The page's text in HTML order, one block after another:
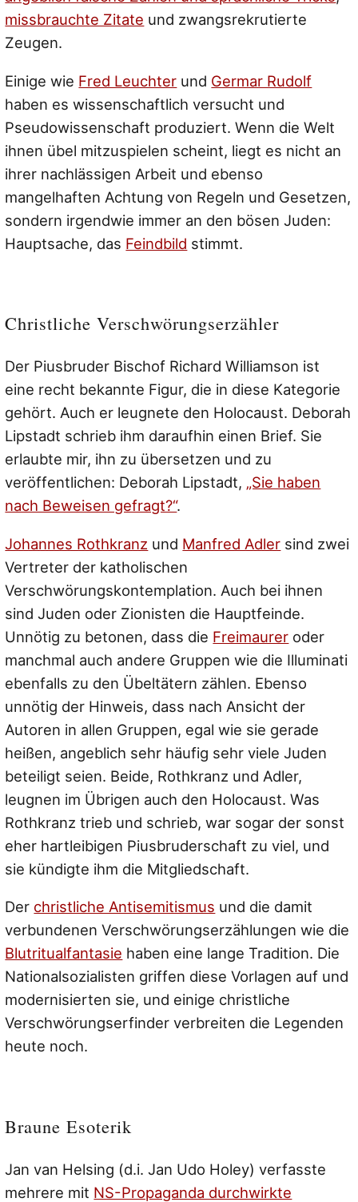
missbrauchte Zitate und zwangsrekrutierte
Zeugen.
Einige wie Fred Leuchter und Germar Rudolf
haben es wissenschaftlich versucht und
Pseudowissenschaft produziert. Wenn die Welt
ihnen übel mitzuspielen scheint, liegt es nicht an
ihrer nachlässigen Arbeit und ebenso
mangelhaften Achtung von Regeln und Gesetzen,
sondern irgendwie immer an den bösen Juden:
Hauptsache, das Feindbild stimmt.
Christliche Verschwörungserzähler
Der Piusbruder Bischof Richard Williamson ist
eine recht bekannte Figur, die in diese Kategorie
gehört. Auch er leugnete den Holocaust. Deborah
Lipstadt schrieb ihm daraufhin einen Brief. Sie
erlaubte mir, ihn zu übersetzen und zu
veröffentlichen: Deborah Lipstadt, „Sie haben
nach Beweisen gefragt?“.
Johannes Rothkranz und Manfred Adler sind zwei
Vertreter der katholischen
Verschwörungskontemplation. Auch bei ihnen
sind Juden oder Zionisten die Hauptfeinde.
Unnötig zu betonen, dass die Freimaurer oder
manchmal auch andere Gruppen wie die Illuminati
ebenfalls zu den Übeltätern zählen. Ebenso
unnötig der Hinweis, dass nach Ansicht der
Autoren in allen Gruppen, egal wie sie gerade
heißen, angeblich sehr häufig sehr viele Juden
beteiligt seien. Beide, Rothkranz und Adler,
leugnen im Übrigen auch den Holocaust. Was
Rothkranz trieb und schrieb, war sogar der sonst
eher hartleibigen Piusbruderschaft zu viel, und
sie kündigte ihm die Mitgliedschaft.
Der christliche Antisemitismus und die damit
verbundenen Verschwörungserzählungen wie die
Blutritualfantasie haben eine lange Tradition. Die
Nationalsozialisten griffen diese Vorlagen auf und
modernisierten sie, und einige christliche
Verschwörungserfinder verbreiten die Legenden
heute noch.
Braune Esoterik
Jan van Helsing (d.i. Jan Udo Holey) verfasste
mehrere mit NS-Propaganda durchwirkte